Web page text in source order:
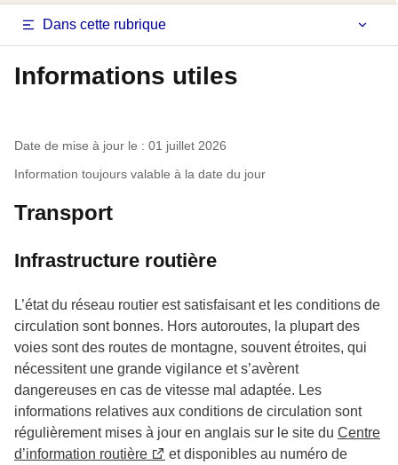
Navigation
latérale
fiche
Dans cette rubrique
Informations utiles
Date de mise à jour le : 01 juillet 2026
Information toujours valable à la date du jour
Transport
Infrastructure routière
L’état du réseau routier est satisfaisant et les conditions de
circulation sont bonnes. Hors autoroutes, la plupart des
voies sont des routes de montagne, souvent étroites, qui
nécessitent une grande vigilance et s’avèrent
dangereuses en cas de vitesse mal adaptée. Les
informations relatives aux conditions de circulation sont
régulièrement mises à jour en anglais sur le site du Centre
d’information routière
et disponibles au numéro de